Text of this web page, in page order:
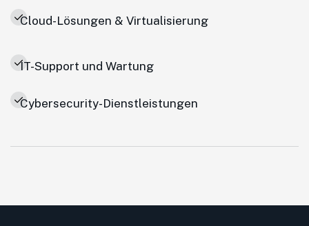
Cloud-Lösungen & Virtualisierung
IT-Support und Wartung
Cybersecurity-Dienstleistungen